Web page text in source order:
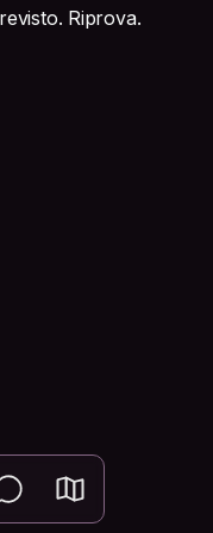
Riprova.